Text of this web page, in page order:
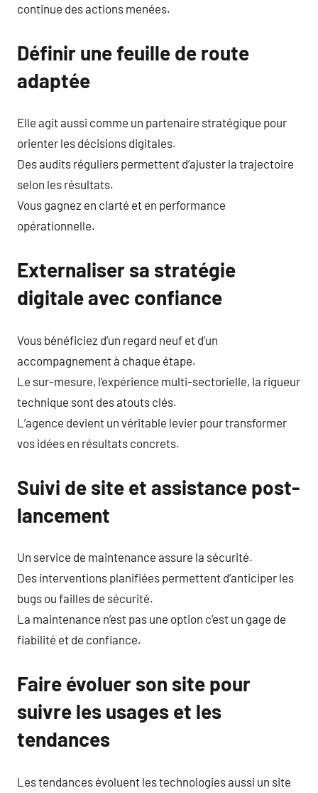
continue des actions menées.
Définir une feuille de route
adaptée
Elle agit aussi comme un partenaire stratégique pour
orienter les décisions digitales.
Des audits réguliers permettent d’ajuster la trajectoire
selon les résultats.
Vous gagnez en clarté et en performance
opérationnelle.
Externaliser sa stratégie
digitale avec confiance
Vous bénéficiez d’un regard neuf et d’un
accompagnement à chaque étape.
Le sur-mesure, l’expérience multi-sectorielle, la rigueur
technique sont des atouts clés.
L’agence devient un véritable levier pour transformer
vos idées en résultats concrets.
Suivi de site et assistance post-
lancement
Un service de maintenance assure la sécurité.
Des interventions planifiées permettent d’anticiper les
bugs ou failles de sécurité.
La maintenance n’est pas une option c’est un gage de
fiabilité et de confiance.
Faire évoluer son site pour
suivre les usages et les
tendances
Les tendances évoluent les technologies aussi un site